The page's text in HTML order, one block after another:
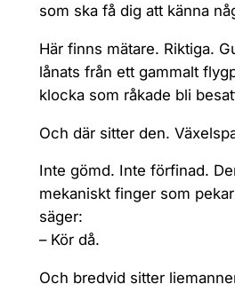
som ska få dig att känna
Här finns mätare. Riktiga.
lånats från ett gammalt
klocka som råkade bli
Och där sitter den.
Inte gömd. Inte förfinad.
mekaniskt finger som
säger:
– Kör då.
Och bredvid sitter